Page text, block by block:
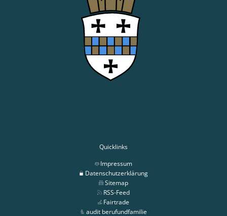
Quicklinks
Impressum
Datenschutzerklärung
Sitemap
RSS-Feed
Fairtrade
audit berufundfamilie